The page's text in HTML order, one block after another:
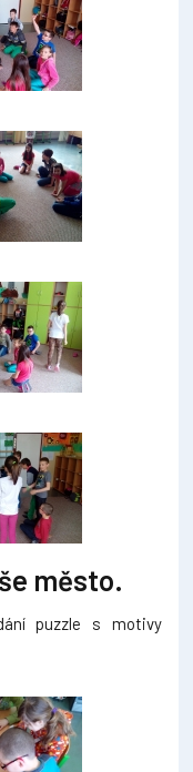
město.
puzzle s motivy